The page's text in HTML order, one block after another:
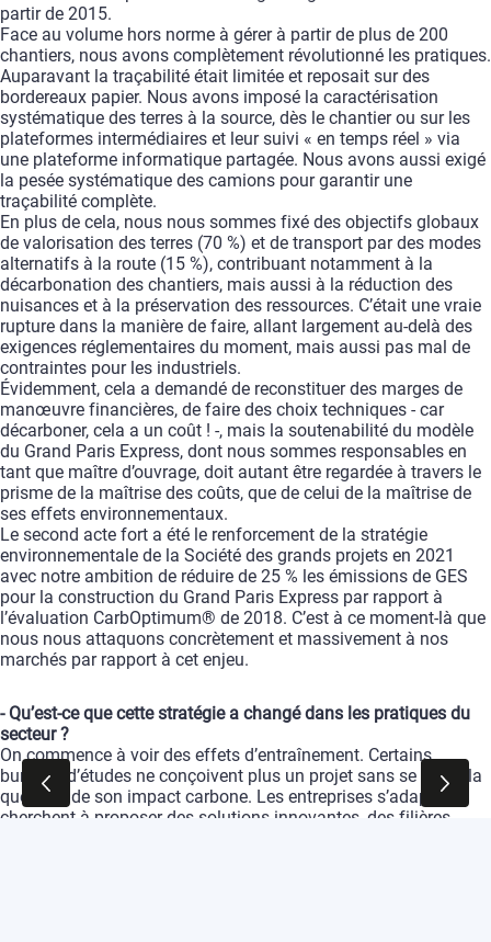
partir de 2015.
Face au volume hors norme à gérer à partir de plus de 200
chantiers, nous avons complètement révolutionné les pratiques.
Auparavant la traçabilité était limitée et reposait sur des
bordereaux papier. Nous avons imposé la caractérisation
systématique des terres à la source, dès le chantier ou sur les
plateformes intermédiaires et leur suivi « en temps réel » via
une plateforme informatique partagée. Nous avons aussi exigé
la pesée systématique des camions pour garantir une
traçabilité complète.
En plus de cela, nous nous sommes fixé des objectifs globaux
de valorisation des terres (70 %) et de transport par des modes
alternatifs à la route (15 %), contribuant notamment à la
décarbonation des chantiers, mais aussi à la réduction des
nuisances et à la préservation des ressources. C’était une vraie
rupture dans la manière de faire, allant largement au-delà des
exigences réglementaires du moment, mais aussi pas mal de
contraintes pour les industriels.
Évidemment, cela a demandé de reconstituer des marges de
manœuvre financières, de faire des choix techniques - car
décarboner, cela a un coût ! -, mais la soutenabilité du modèle
du Grand Paris Express, dont nous sommes responsables en
tant que maître d’ouvrage, doit autant être regardée à travers le
prisme de la maîtrise des coûts, que de celui de la maîtrise de
ses effets environnementaux.
Le second acte fort a été le renforcement de la stratégie
environnementale de la Société des grands projets en 2021
avec notre ambition de réduire de 25 % les émissions de GES
pour la construction du Grand Paris Express par rapport à
l’évaluation CarbOptimum® de 2018. C’est à ce moment-là que
nous nous attaquons concrètement et massivement à nos
marchés par rapport à cet enjeu.
- Qu’est-ce que cette stratégie a changé dans les pratiques du
secteur ?
On commence à voir des effets d’entraînement. Certains
bureaux
d’études ne conçoivent plus un projet sans se poser
la
question
de son impact carbone. Les entreprises s’adaptent,
cherchent à proposer des solutions innovantes, des filières